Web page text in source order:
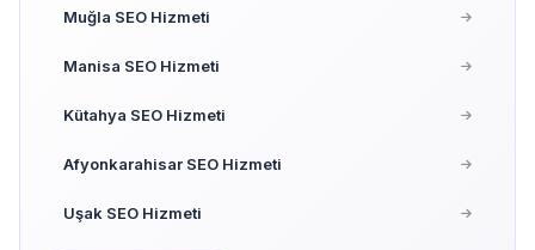
Muğla SEO Hizmeti
Manisa SEO Hizmeti
Kütahya SEO Hizmeti
Afyonkarahisar SEO Hizmeti
Uşak SEO Hizmeti